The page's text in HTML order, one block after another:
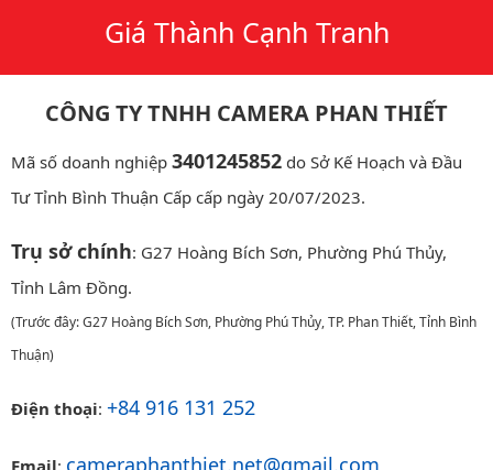
Giá Thành Cạnh Tranh
CÔNG TY TNHH CAMERA PHAN THIẾT
Mã số doanh nghiệp 3401245852 do Sở Kế Hoạch và Đầu
Tư Tỉnh Bình Thuận Cấp cấp ngày 20/07/2023.
Trụ sở chính: G27 Hoàng Bích Sơn, Phường Phú Thủy,
Tỉnh Lâm Đồng.
(Trước đây: G27 Hoàng Bích Sơn, Phường Phú Thủy, TP. Phan Thiết, Tỉnh Bình
Thuận)
Điện thoại: +84 916 131 252